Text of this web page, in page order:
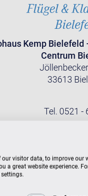
Flügel &
Kemp Bielefeld
Centrum
33613
Tel. 0521 -
visitor data, to improve our
a great website experience.